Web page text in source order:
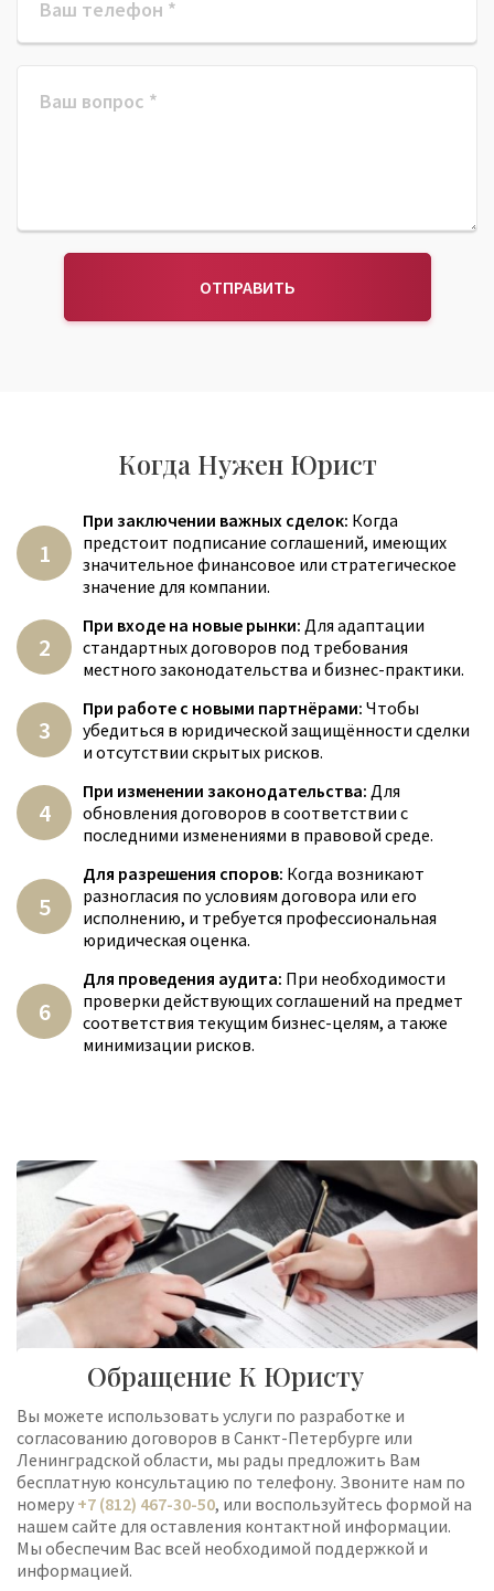
ОТПРАВИТЬ
Когда Нужен Юрист
При заключении важных сделок: Когда
предстоит подписание соглашений, имеющих
значительное финансовое или стратегическое
значение для компании.
При входе на новые рынки: Для адаптации
стандартных договоров под требования
местного законодательства и бизнес-практики.
При работе с новыми партнёрами: Чтобы
убедиться в юридической защищённости сделки
и отсутствии скрытых рисков.
При изменении законодательства: Для
обновления договоров в соответствии с
последними изменениями в правовой среде.
Для разрешения споров: Когда возникают
разногласия по условиям договора или его
исполнению, и требуется профессиональная
юридическая оценка.
Для проведения аудита: При необходимости
проверки действующих соглашений на предмет
соответствия текущим бизнес-целям, а также
минимизации рисков.
Обращение К Юристу
Вы можете использовать услуги по разработке и
согласованию договоров в Санкт-Петербурге или
Ленинградской области, мы рады предложить Вам
бесплатную консультацию по телефону. Звоните нам по
номеру +7 (812) 467-30-50, или воспользуйтесь формой на
нашем сайте для оставления контактной информации.
Мы обеспечим Вас всей необходимой поддержкой и
информацией.